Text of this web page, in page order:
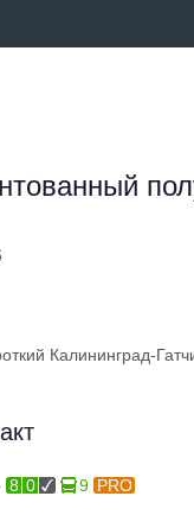
Калининград-
8 0 9 PRO